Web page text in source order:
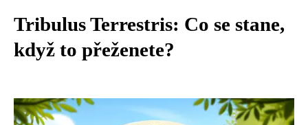
Tribulus Terrestris: Co se stane,
když to přeženete?